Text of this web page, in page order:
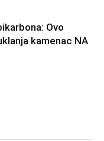
Ovo
kamenac NA